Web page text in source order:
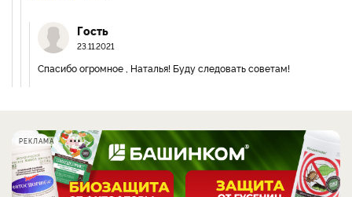
Гость
23.11.2021
Спасибо огромное , Наталья! Буду следовать советам!
РЕКЛАМА